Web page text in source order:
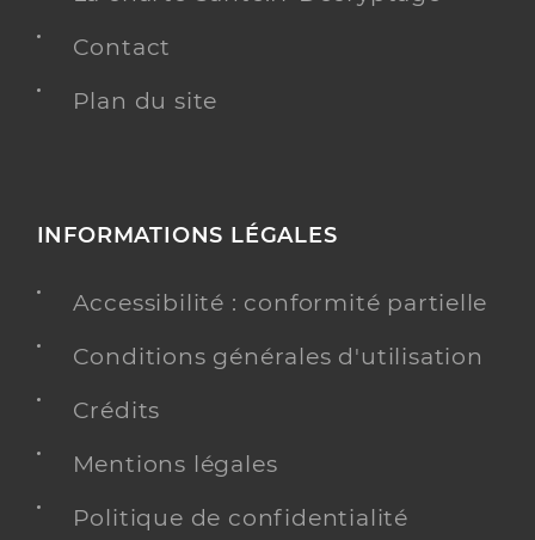
Contact
Plan du site
INFORMATIONS LÉGALES
Accessibilité : conformité partielle
Conditions générales d'utilisation
Crédits
Mentions légales
Politique de confidentialité